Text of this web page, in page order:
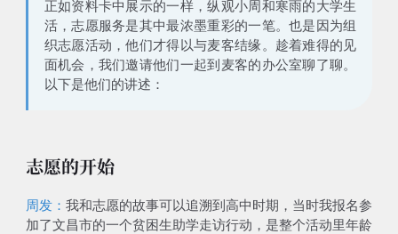
正如资料卡中展示的一样，纵观小周和寒雨的大学生
活，志愿服务是其中最浓墨重彩的一笔。也是因为组
织志愿活动，他们才得以与麦客结缘。趁着难得的见
面机会，我们邀请他们一起到麦客的办公室聊了聊。
以下是他们的讲述：
志愿的开始
周发： 我和志愿的故事可以追溯到高中时期，当时我报名参
加了文昌市的一个贫困生助学走访行动，是整个活动里年龄